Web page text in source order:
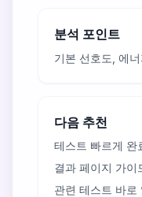
분석 포인트
기본 선호도, 에
다음 추천
테스트 빠르게 완
결과 페이지 가이
관련 테스트 바로